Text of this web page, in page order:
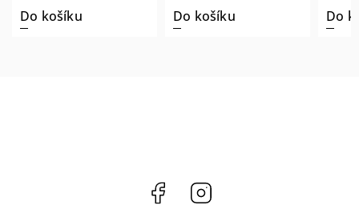
Do košíku Do košíku Do
Facebook